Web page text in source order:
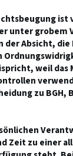
unter grobem
Absicht,
weil das
zu BGH,
Zeit zu einer